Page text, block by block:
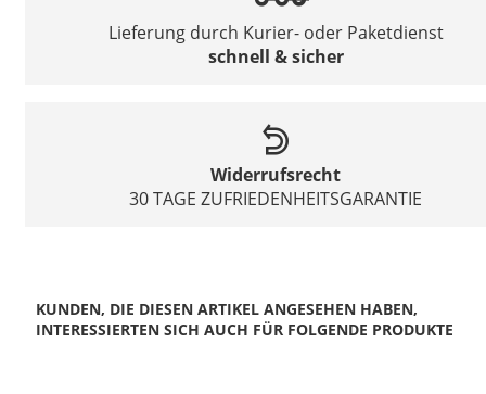
Lieferung durch Kurier- oder Paketdienst
schnell & sicher
Widerrufsrecht
30 TAGE ZUFRIEDENHEITSGARANTIE
KUNDEN, DIE DIESEN ARTIKEL ANGESEHEN HABEN,
INTERESSIERTEN SICH AUCH FÜR FOLGENDE PRODUKTE